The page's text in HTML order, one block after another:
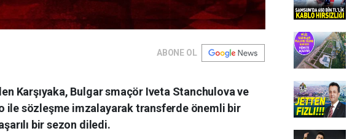
ABONE OL
Karşıyaka, Bulgar smaçör Iveta Stanchulova ve
ile sözleşme imzalayarak transferde önemli bir
bir sezon diledi.